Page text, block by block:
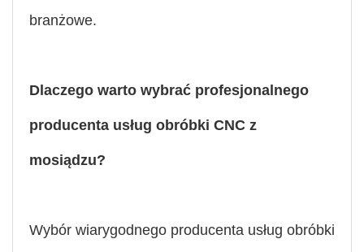
branżowe.
Dlaczego warto wybrać profesjonalnego
producenta usług obróbki CNC z
mosiądzu?
Wybór wiarygodnego producenta usług obróbki